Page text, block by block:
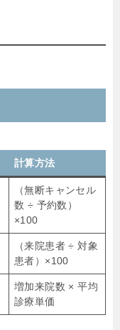
計算方法
（無断キャンセル
数 ÷ 予約数）
×100
（来院患者 ÷ 対象
患者）×100
増加来院数 × 平均
診療単価